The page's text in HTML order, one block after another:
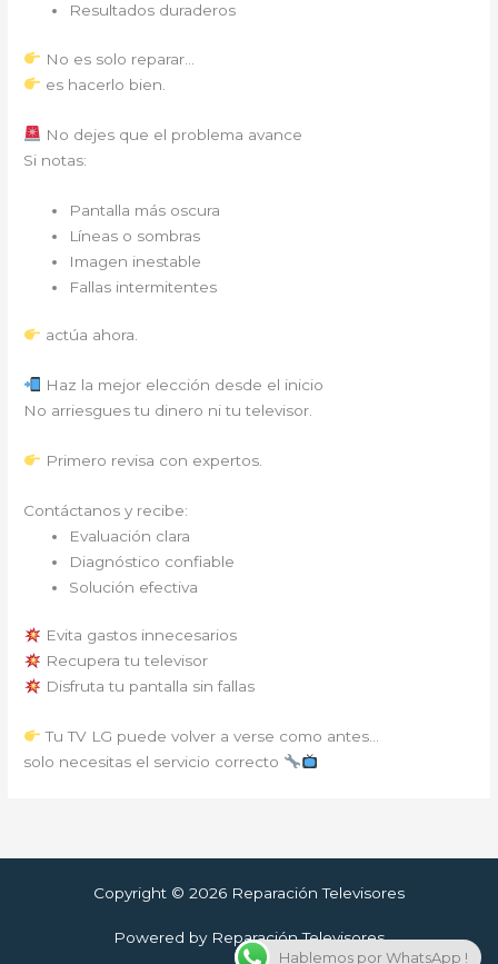
Resultados duraderos
No es solo reparar…
es hacerlo bien.
No dejes que el problema avance
Si notas:
Pantalla más oscura
Líneas o sombras
Imagen inestable
Fallas intermitentes
actúa ahora.
Haz la mejor elección desde el inicio
No arriesgues tu dinero ni tu televisor.
Primero revisa con expertos.
Contáctanos y recibe:
Evaluación clara
Diagnóstico confiable
Solución efectiva
Evita gastos innecesarios
Recupera tu televisor
Disfruta tu pantalla sin fallas
Tu TV LG puede volver a verse como antes…
solo necesitas el servicio correcto
Copyright © 2026 Reparación Televisores
Powered by Reparación Televisores
Hablemos por WhatsApp !